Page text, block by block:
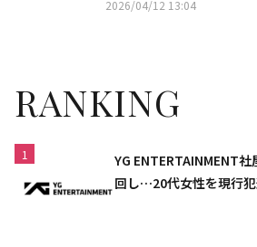
2026/04/12 13:04
RANKING
1
YG ENTERTAINMENT
回し…20代女性を現行